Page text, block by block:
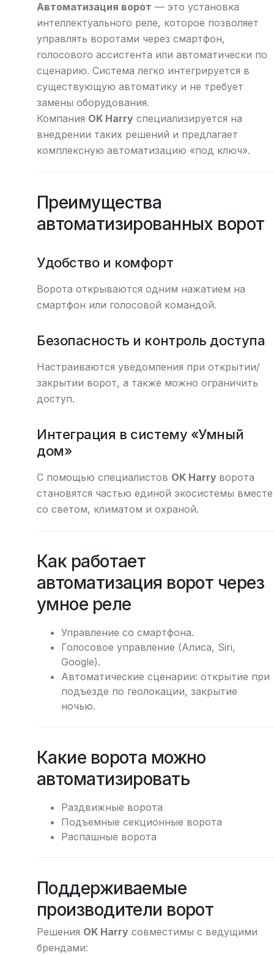
Автоматизация ворот — это установка
интеллектуального реле, которое позволяет
управлять воротами через смартфон,
голосового ассистента или автоматически по
сценарию. Система легко интегрируется в
существующую автоматику и не требует
замены оборудования.
Компания OK Harry специализируется на
внедрении таких решений и предлагает
комплексную автоматизацию «под ключ».
Преимущества
автоматизированных ворот
Удобство и комфорт
Ворота открываются одним нажатием на
смартфон или голосовой командой.
Безопасность и контроль доступа
Настраиваются уведомления при открытии/
закрытии ворот, а также можно ограничить
доступ.
Интеграция в систему «Умный
дом»
С помощью специалистов OK Harry ворота
становятся частью единой экосистемы вместе
со светом, климатом и охраной.
Как работает
автоматизация ворот через
умное реле
Управление со смартфона.
Голосовое управление (Алиса, Siri,
Google).
Автоматические сценарии: открытие при
подъезде по геолокации, закрытие
ночью.
Какие ворота можно
автоматизировать
Раздвижные ворота
Подъемные секционные ворота
Распашные ворота
Поддерживаемые
производители ворот
Решения OK Harry совместимы с ведущими
брендами: